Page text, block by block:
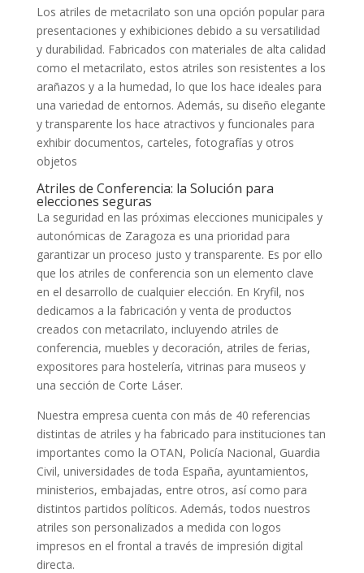
Los atriles de metacrilato son una opción popular para
presentaciones y exhibiciones debido a su versatilidad
y durabilidad. Fabricados con materiales de alta calidad
como el metacrilato, estos atriles son resistentes a los
arañazos y a la humedad, lo que los hace ideales para
una variedad de entornos. Además, su diseño elegante
y transparente los hace atractivos y funcionales para
exhibir documentos, carteles, fotografías y otros
objetos
Atriles de Conferencia: la Solución para
elecciones seguras
La seguridad en las próximas elecciones municipales y
autonómicas de Zaragoza es una prioridad para
garantizar un proceso justo y transparente. Es por ello
que los atriles de conferencia son un elemento clave
en el desarrollo de cualquier elección. En Kryfil, nos
dedicamos a la fabricación y venta de productos
creados con metacrilato, incluyendo atriles de
conferencia, muebles y decoración, atriles de ferias,
expositores para hostelería, vitrinas para museos y
una sección de Corte Láser.
Nuestra empresa cuenta con más de 40 referencias
distintas de atriles y ha fabricado para instituciones tan
importantes como la OTAN, Policía Nacional, Guardia
Civil, universidades de toda España, ayuntamientos,
ministerios, embajadas, entre otros, así como para
distintos partidos políticos. Además, todos nuestros
atriles son personalizados a medida con logos
impresos en el frontal a través de impresión digital
directa.